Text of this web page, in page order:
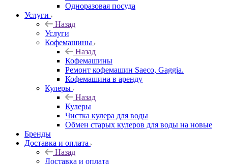
Одноразовая посуда
Услуги
Назад
Услуги
Кофемашины
Назад
Кофемашины
Ремонт кофемашин Saeco, Gaggia.
Кофемашина в аренду
Кулеры
Назад
Кулеры
Чистка кулера для воды
Обмен старых кулеров для воды на новые
Бренды
Доставка и оплата
Назад
Доставка и оплата